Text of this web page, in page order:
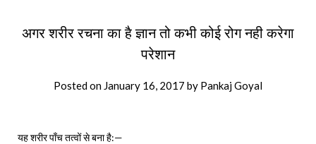
अगर शरीर रचना का है ज्ञान तो कभी कोई रोग नही करेगा
परेशान
Posted on January 16, 2017 by Pankaj Goyal
यह शरीर पाँच तत्वों से बना है:—